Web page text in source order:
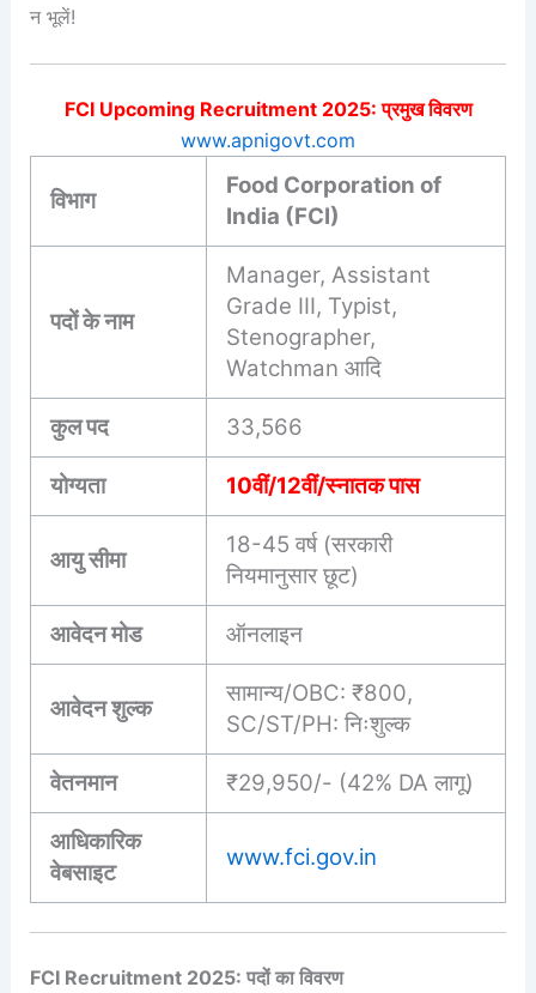
न भूलें!
FCI Upcoming Recruitment 2025: प्रमुख विवरण
www.apnigovt.com
विभाग
Food Corporation of
India (FCI)
पदों के नाम
Manager, Assistant
Grade III, Typist,
Stenographer,
Watchman आदि
कुल पद 33,566
योग्यता 10वीं/12वीं/स्नातक पास
आयु सीमा
18-45 वर्ष (सरकारी
नियमानुसार छूट)
आवेदन मोड ऑनलाइन
आवेदन शुल्क
सामान्य/OBC: ₹800,
SC/ST/PH: निःशुल्क
वेतनमान ₹29,950/- (42% DA लागू)
आधिकारिक
वेबसाइट
www.fci.gov.in
FCI Recruitment 2025: पदों का विवरण